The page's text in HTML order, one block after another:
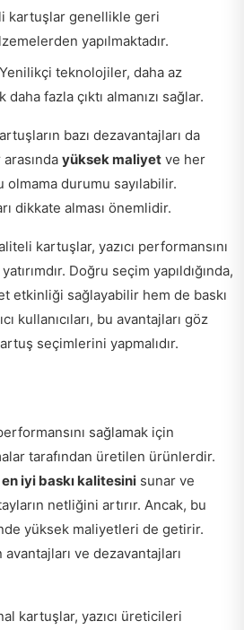
kartuşlar genellikle geri
yapılmaktadır.
Yenilikçi teknolojiler, daha az
fazla çıktı almanızı sağlar.
bazı dezavantajları da
yüksek maliyet ve her
olmama durumu sayılabilir.
dikkate alması önemlidir.
kartuşlar, yazıcı performansını
Doğru seçim yapıldığında,
etkinliği sağlayabilir hem de baskı
kullanıcıları, bu avantajları göz
seçimlerini yapmalıdır.
sağlamak için
tarafından üretilen ürünlerdir.
en iyi baskı kalitesini sunar ve
netliğini artırır. Ancak, bu
yüksek maliyetleri de getirir.
ve dezavantajları
kartuşlar, yazıcı üreticileri